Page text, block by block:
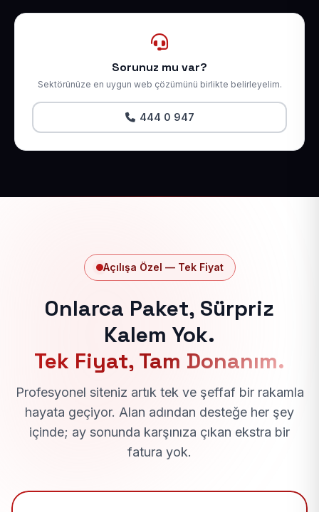
Sorunuz mu var?
Sektörünüze en uygun web çözümünü birlikte belirleyelim.
444 0 947
Açılışa Özel — Tek Fiyat
Onlarca Paket, Sürpriz
Kalem Yok.
Tek Fiyat, Tam Donanım.
Profesyonel siteniz artık tek ve şeffaf bir rakamla
hayata geçiyor. Alan adından desteğe her şey
içinde; ay sonunda karşınıza çıkan ekstra bir
fatura yok.